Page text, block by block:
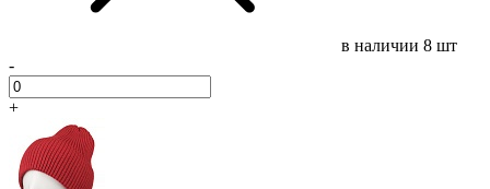
в наличии 8 шт
-
+